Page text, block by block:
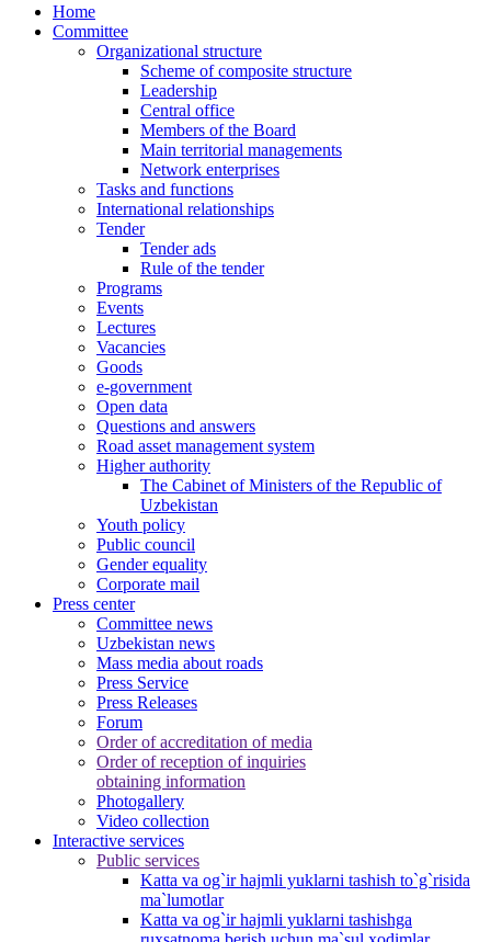
Home
Committee
Organizational structure
Scheme of composite structure
Leadership
Central office
Members of the Board
Main territorial managements
Network enterprises
Tasks and functions
International relationships
Tender
Tender ads
Rule of the tender
Programs
Events
Lectures
Vacancies
Goods
e-government
Open data
Questions and answers
Road asset management system
Higher authority
The Cabinet of Ministers of the Republic of
Uzbekistan
Youth policy
Public council
Gender equality
Corporate mail
Press center
Committee news
Uzbekistan news
Mass media about roads
Press Service
Press Releases
Forum
Order of accreditation of media
Order of reception of inquiries
obtaining information
Photogallery
Video collection
Interactive services
Public services
Katta va og`ir hajmli yuklarni tashish to`g`risida
ma`lumotlar
Katta va og`ir hajmli yuklarni tashishga